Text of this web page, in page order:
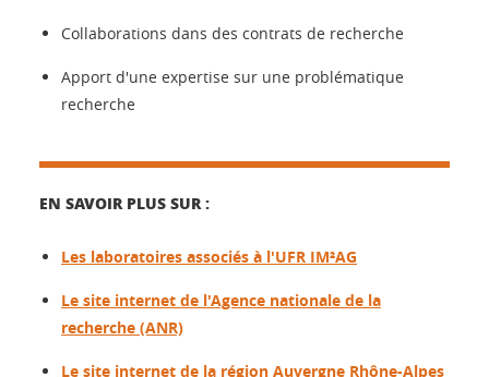
Collaborations dans des contrats de recherche
Apport d'une expertise sur une problématique
recherche
EN SAVOIR PLUS SUR :
Les laboratoires associés à l'UFR IM²AG
Le site internet de l'Agence nationale de la
recherche (ANR)
Le site internet de la région Auvergne Rhône-Alpes